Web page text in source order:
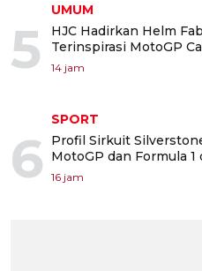
5
UMUM
HJC Hadirkan Helm
Terinspirasi MotoGP
14 jam
6
SPORT
Profil Sirkuit
MotoGP dan Formula 1
16 jam